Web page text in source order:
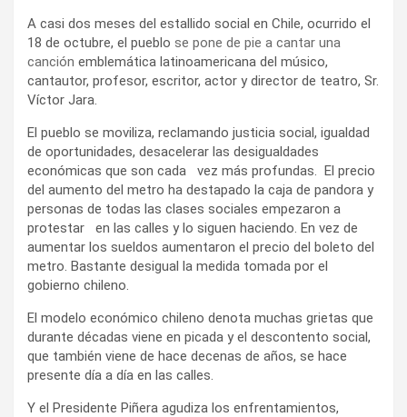
A casi dos meses del estallido social en Chile, ocurrido el
18 de octubre, el pueblo se pone de pie a cantar una
canción emblemática latinoamericana del músico,
cantautor, profesor, escritor, actor y director de teatro, Sr.
Víctor Jara.
El pueblo se moviliza, reclamando justicia social, igualdad
de oportunidades, desacelerar las desigualdades
económicas que son cada vez más profundas. El precio
del aumento del metro ha destapado la caja de pandora y
personas de todas las clases sociales empezaron a
protestar en las calles y lo siguen haciendo. En vez de
aumentar los sueldos aumentaron el precio del boleto del
metro. Bastante desigual la medida tomada por el
gobierno chileno.
El modelo económico chileno denota muchas grietas que
durante décadas viene en picada y el descontento social,
que también viene de hace decenas de años, se hace
presente día a día en las calles.
Y el Presidente Piñera agudiza los enfrentamientos,